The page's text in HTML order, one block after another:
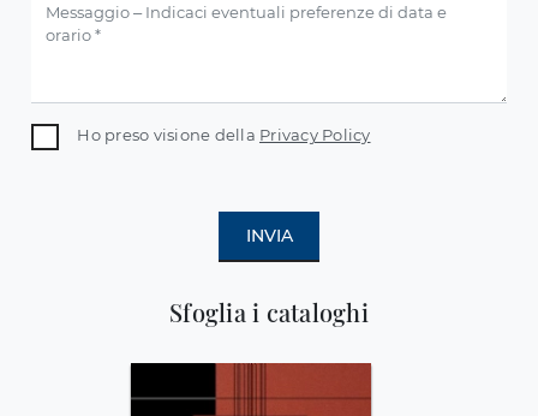
Sfoglia i cataloghi
Ho preso visione della Privacy Policy
INVIA